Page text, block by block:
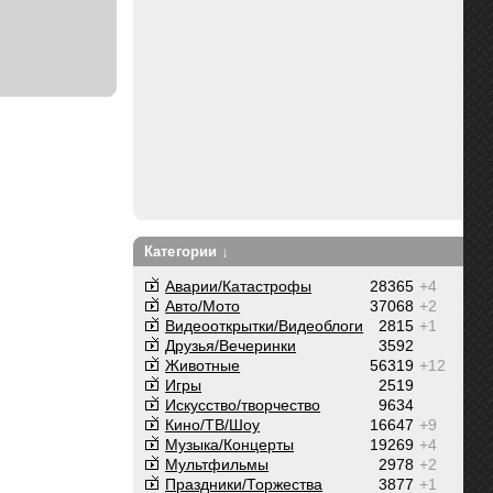
Категории ↓
+4
28365
Аварии/Катастрофы
+2
37068
Авто/Мото
+1
2815
Видеооткрытки/Видеоблоги
3592
Друзья/Вечеринки
+12
56319
Животные
2519
Игры
9634
Искусство/творчество
+9
16647
Кино/ТВ/Шоу
+4
19269
Музыка/Концерты
+2
2978
Мультфильмы
+1
3877
Праздники/Торжества